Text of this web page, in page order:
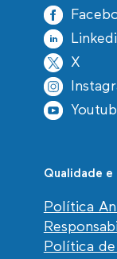
X
Qualidade e
Política
Política